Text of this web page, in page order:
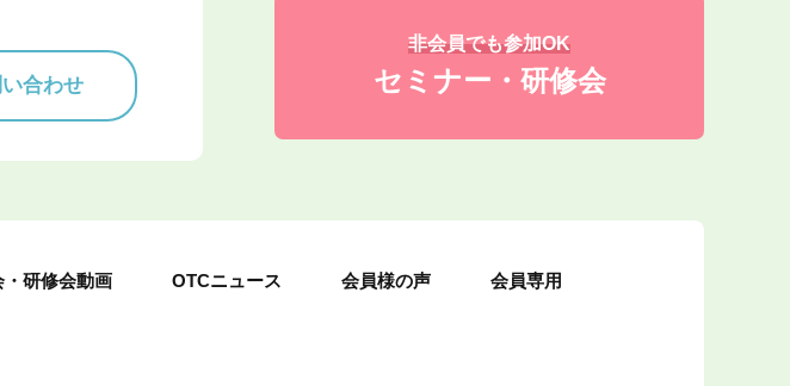
合わせ
非会員でも参加OK
セミナー・研修会
研修会動画 OTCニュース 会員様の声 会員専用